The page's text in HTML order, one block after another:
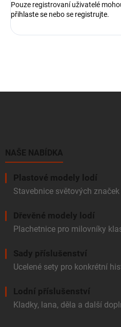
Pouze registrovaní uživatelé
přihlaste se nebo se registrujte.
NAŠE NABÍDKA
Plastové modely lodí
Stavebnice světových
Dřevěné modely lodí
Plachetnice pro milovníky
Sady příslušenství
Ucelené sety pro konkrétní
Lodní příslušenství
Kladky, lana, děla a další